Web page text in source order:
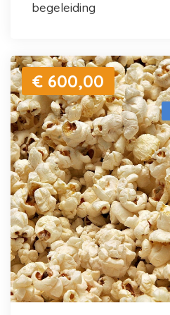
begeleiding
€ 600,00